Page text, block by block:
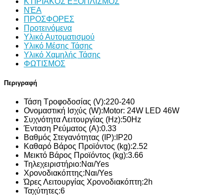
ΝΈΑ
ΠΡΟΣΦΟΡΕΣ
Προτεινόμενα
Υλικό Αυτοματισμού
Υλικό Μέσης Τάσης
Υλικό Χαμηλής Τάσης
ΦΩΤΙΣΜΟΣ
Περιγραφή
Τάση Τροφοδοσίας (V):220-240
Ονομαστική Ισχύς (W):Motor: 24W LED 46W
Συχνότητα Λειτουργίας (Hz):50Hz
Ένταση Ρεύματος (Α):0.33
Βαθμός Στεγανότητας (IP): IP20
Καθαρό Βάρος Προϊόντος (kg):2.52
Μεικτό Βάρος Προϊόντος (kg):3.66
Τηλεχειριστήριο:Ναι/Yes
Χρονοδιακόπτης:Ναι/Yes
Ώρες Λειτουργίας Χρονοδιακόπτη:2h
Ταχύτητες:6